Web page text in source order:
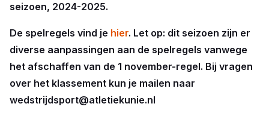
seizoen, 2024-2025.
De spelregels vind je hier. Let op: dit seizoen zijn er
diverse aanpassingen aan de spelregels vanwege
het afschaffen van de 1 november-regel. Bij vragen
over het klassement kun je mailen naar
wedstrijdsport@atletiekunie.nl